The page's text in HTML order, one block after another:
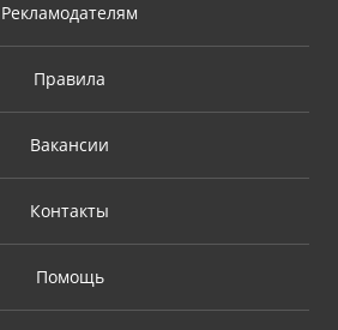
Рекламодателям
Правила
Вакансии
Контакты
Помощь